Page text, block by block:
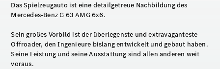
Das Spielzeugauto ist eine detailgetreue Nachbildung des
Mercedes-Benz G 63 AMG 6x6.
Sein großes Vorbild ist der überlegenste und extravaganteste
Offroader, den Ingenieure bislang entwickelt und gebaut haben.
Seine Leistung und seine Ausstattung sind allen anderen weit
voraus.